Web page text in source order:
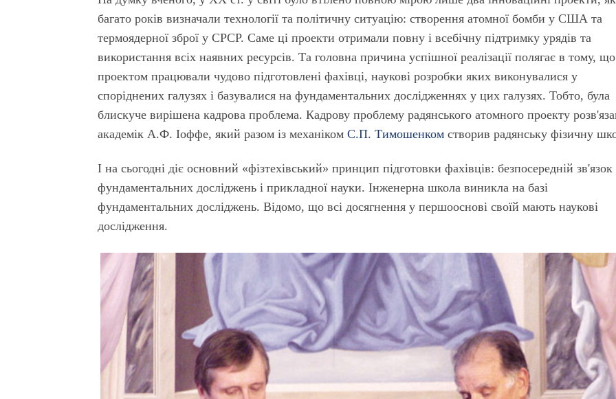
багато років визначали технології та політичну ситуацію: створення атомної бомби у США та
термоядерної зброї у СРСР. Саме ці проекти отримали повну і всебічну підтримку урядів та
використання всіх наявних ресурсів. Та головна причина успішної реалізації полягає в тому,
проектом працювали чудово підготовлені фахівці, наукові розробки яких виконувалися у
споріднених галузях і базувалися на фундаментальних дослідженнях у цих галузях. Тобто, була
блискуче вирішена кадрова проблема. Кадрову проблему радянського атомного проекту
академік А.Ф. Іоффе, який разом із механікомС.П. Тимошенком створив радянську фізичну
І на сьогодні діє основний «фізтехівський» принцип підготовки фахівців: безпосередній зв'язок
фундаментальних досліджень і прикладної науки. Інженерна школа виникла на базі
фундаментальних досліджень. Відомо, що всі досягнення у першооснові своїй мають наукові
дослідження.